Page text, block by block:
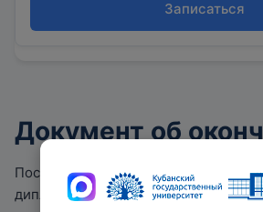
Записаться
Документ об
После успешного завершения
диплом о профессиональной